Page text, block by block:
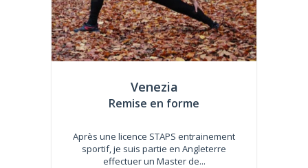
Venezia
Remise en forme
Après une licence STAPS entrainement
sportif, je suis partie en Angleterre
effectuer un Master de...